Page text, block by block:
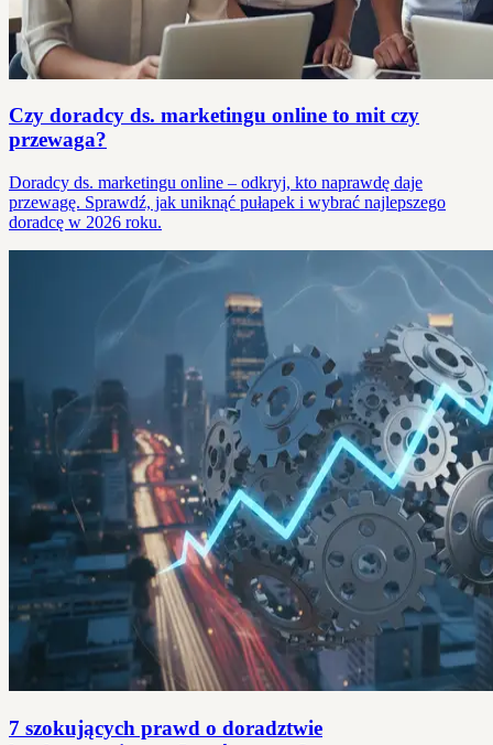
Czy doradcy ds. marketingu online to mit czy
przewaga?
Doradcy ds. marketingu online – odkryj, kto naprawdę daje
przewagę. Sprawdź, jak uniknąć pułapek i wybrać najlepszego
doradcę w 2026 roku.
7 szokujących prawd o doradztwie